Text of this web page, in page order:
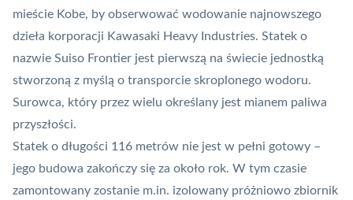
mieście Kobe, by obserwować wodowanie najnowszego
dzieła korporacji Kawasaki Heavy Industries. Statek o
nazwie Suiso Frontier jest pierwszą na świecie jednostką
stworzoną z myślą o transporcie skroplonego wodoru.
Surowca, który przez wielu określany jest mianem paliwa
przyszłości.
Statek o długości 116 metrów nie jest w pełni gotowy –
jego budowa zakończy się za około rok. W tym czasie
zamontowany zostanie m.in. izolowany próżniowo zbiornik